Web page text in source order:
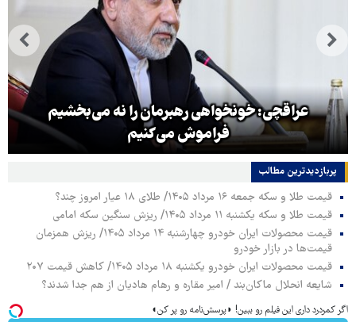
عراقچی: خونخواهی رهبرمان را نه می‌بخشیم
فراموش می‌کنیم
پربازدیدترین‌ مطالب
قیمت طلا و سکه جمعه ۱۶ مرداد ۱۴۰۵/ طلای ۱۸ عیار امروز چند؟
قیمت طلا و سکه یکشنبه ۱۱ مرداد ۱۴۰۵/ ریزش سنگین سکه امامی
قیمت محصولات ایران خودرو چهارشنبه ۱۴ مرداد ۱۴۰۵/ ریزش همزمان
قیمت‌ها در بازار خودرو
قیمت محصولات ایران خودرو یکشنبه ۱۸ مرداد ۱۴۰۵/ کاهش قیمت ۲۰۷
شایعه انحلال ماکان‌بند / امیر مقاره و رهام هادیان از هم جدا شدند؟
اگر کمردرد داری این فیلم رو ببین! ◗پرسش‌نامه رو پر کن◖